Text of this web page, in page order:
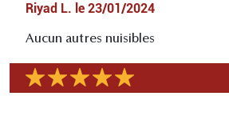
Riyad L. le 23/01/2024
Aucun autres nuisibles